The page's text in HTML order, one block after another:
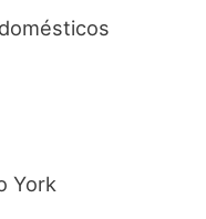
York